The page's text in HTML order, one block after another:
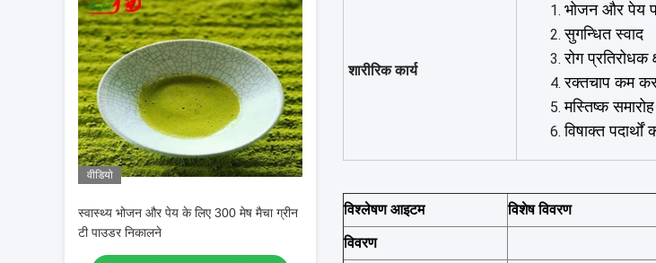
वीडियो
स्वास्थ्य भोजन और पेय के लिए 300 मेष मैचा ग्रीन
टी पाउडर निकालने
शारीरिक कार्य
भोजन और पेय
सुगन्धित स्वाद
रोग प्रतिरोधक
रक्तचाप कम
मस्तिष्क
विषाक्त
विश्लेषण आइटम विशेष विवरण
विवरण